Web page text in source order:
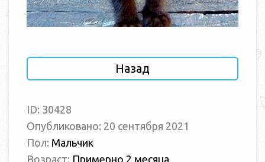
Назад
ID: 30428
Опубликовано: 20 сентября 2021
Пол: Мальчик
Возраст: Примерно 2 месяца